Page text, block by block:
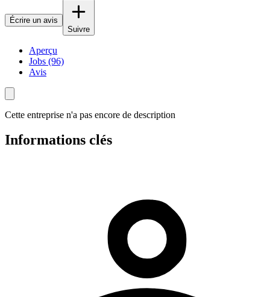
Écrire un avis
Suivre
Aperçu
Jobs (96)
Avis
Cette entreprise n'a pas encore de description
Informations clés